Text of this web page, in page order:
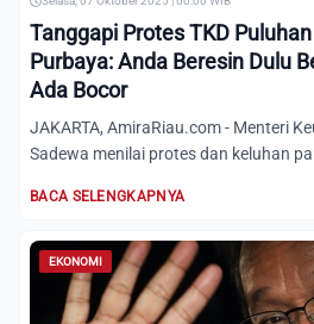
Tanggapi Protes TKD
Purbaya: Anda Beresin Dulu
Ada Bocor
JAKARTA, AmiraRiau.com - Menteri
Sadewa menilai protes dan keluhan
BACA SELENGKAPNYA
EKONOMI